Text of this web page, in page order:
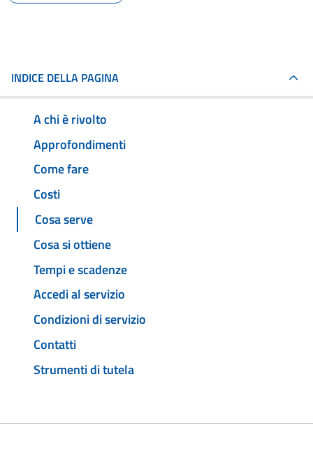
INDICE DELLA PAGINA
A chi è rivolto
Approfondimenti
Come fare
Costi
Cosa serve
Cosa si ottiene
Tempi e scadenze
Accedi al servizio
Condizioni di servizio
Contatti
Strumenti di tutela